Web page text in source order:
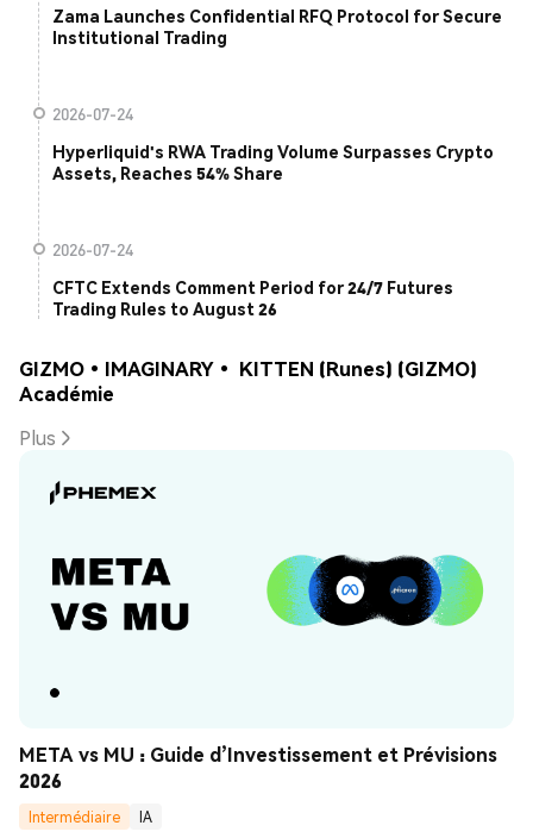
Zama Launches Confidential RFQ Protocol for Secure
Institutional Trading
2026-07-24
Hyperliquid's RWA Trading Volume Surpasses Crypto
Assets, Reaches 54% Share
2026-07-24
CFTC Extends Comment Period for 24/7 Futures
Trading Rules to August 26
GIZMO•IMAGINARY• KITTEN (Runes) (GIZMO)
Académie
Plus
META vs MU : Guide d’Investissement et Prévisions
2026
Intermédiaire
IA